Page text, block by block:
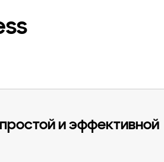
и эффективной